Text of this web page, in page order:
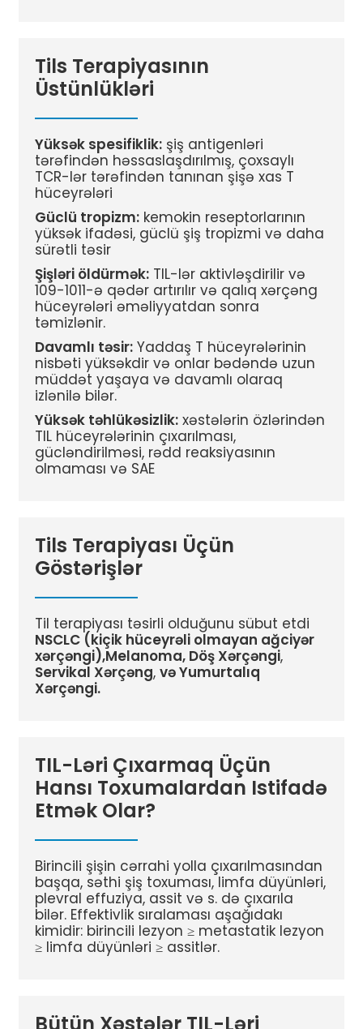
Tils Terapiyasının
Üstünlükləri
Yüksək spesifiklik:şiş antigenləri
tərəfindən həssaslaşdırılmış, çoxsaylı
TCR-lər tərəfindən tanınan şişə xas T
hüceyrələri
Güclü tropizm:kemokin reseptorlarının
yüksək ifadəsi, güclü şiş tropizmi və daha
sürətli təsir
Şişləri öldürmək:TIL-lər aktivləşdirilir və
109-1011-ə qədər artırılır və qalıq xərçəng
hüceyrələri əməliyyatdan sonra
təmizlənir.
Davamlı təsir:Yaddaş T hüceyrələrinin
nisbəti yüksəkdir və onlar bədəndə uzun
müddət yaşaya və davamlı olaraq
izlənilə bilər.
Yüksək təhlükəsizlik:xəstələrin özlərindən
TIL hüceyrələrinin çıxarılması,
gücləndirilməsi, rədd reaksiyasının
olmaması və SAE
Tils Terapiyası Üçün
Göstərişlər
Til terapiyası təsirli olduğunu sübut etdi
NSCLC (kiçik hüceyrəli olmayan ağciyər
xərçəngi),Melanoma, Döş Xərçəngi,
Servikal Xərçəng, və Yumurtalıq
Xərçəngi.
TIL-Ləri Çıxarmaq Üçün
Hansı Toxumalardan Istifadə
Etmək Olar?
Birincili şişin cərrahi yolla çıxarılmasından
başqa, səthi şiş toxuması, limfa düyünləri,
plevral effuziya, assit və s. də çıxarıla
bilər. Effektivlik sıralaması aşağıdakı
kimidir: birincili lezyon ≥ metastatik lezyon
≥ limfa düyünləri ≥ assitlər.
Bütün Xəstələr TIL-Ləri